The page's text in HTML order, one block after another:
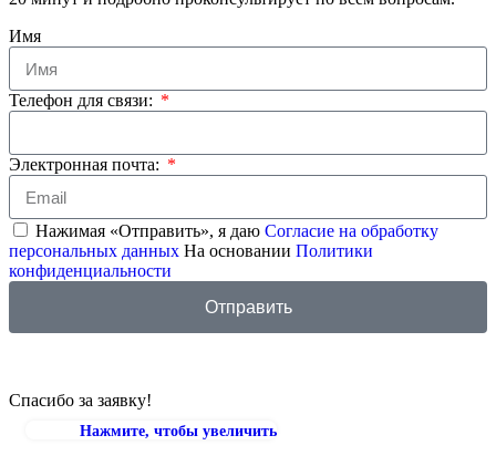
Нажмите, чтобы увеличить
Имя
Телефон для связи:
Электронная почта:
Нажимая «Отправить», я даю Согласие на обработку
персональных данных На основании Политики
конфиденциальности
Отправить
Спасибо за заявку!